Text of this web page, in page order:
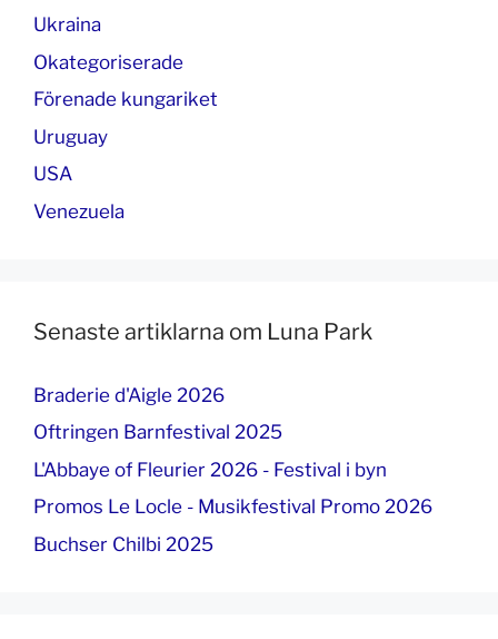
Ukraina
Okategoriserade
Förenade kungariket
Uruguay
USA
Venezuela
Senaste artiklarna om Luna Park
Braderie d'Aigle 2026
Oftringen Barnfestival 2025
L'Abbaye of Fleurier 2026 - Festival i byn
Promos Le Locle - Musikfestival Promo 2026
Buchser Chilbi 2025